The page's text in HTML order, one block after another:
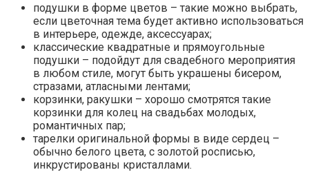
подушки в форме цветов – такие можно выбрать,
если цветочная тема будет активно использоваться
в интерьере, одежде, аксессуарах;
классические квадратные и прямоугольные
подушки – подойдут для свадебного мероприятия
в любом стиле, могут быть украшены бисером,
стразами, атласными лентами;
корзинки, ракушки – хорошо смотрятся такие
корзинки для колец на свадьбах молодых,
романтичных пар;
тарелки оригинальной формы в виде сердец –
обычно белого цвета, с золотой росписью,
инкрустированы кристаллами.